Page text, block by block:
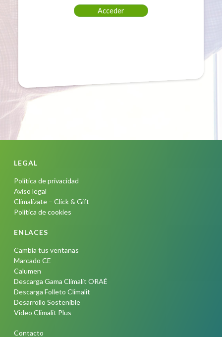
LEGAL
Política de privacidad
Aviso legal
Climalízate – Click & Gift
Política de cookies
ENLACES
Cambia tus ventanas
Marcado CE
Calumen
Descarga Gama Climalit ORAÉ
Descarga Folleto Climalit
Desarrollo Sostenible
Video Climalit Plus
Contacto